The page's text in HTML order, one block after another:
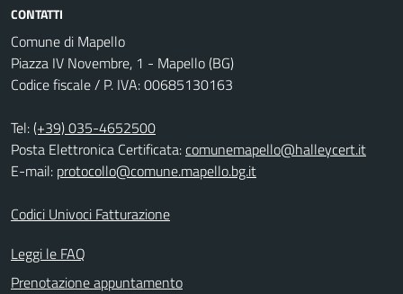
CONTATTI
Comune di Mapello
Piazza IV Novembre, 1 - Mapello (BG)
Codice fiscale / P. IVA: 00685130163
Tel:(+39) 035-4652500
Posta Elettronica Certificata:comunemapello@halleycert.it
E-mail: protocollo@comune.mapello.bg.it
Codici Univoci Fatturazione
Leggi le FAQ
Prenotazione appuntamento